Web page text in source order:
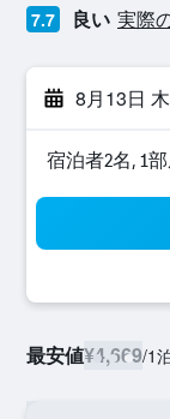
7.7 良い 実際
8月13日 木
宿泊者2名, 1​
最安値¥4,669/1